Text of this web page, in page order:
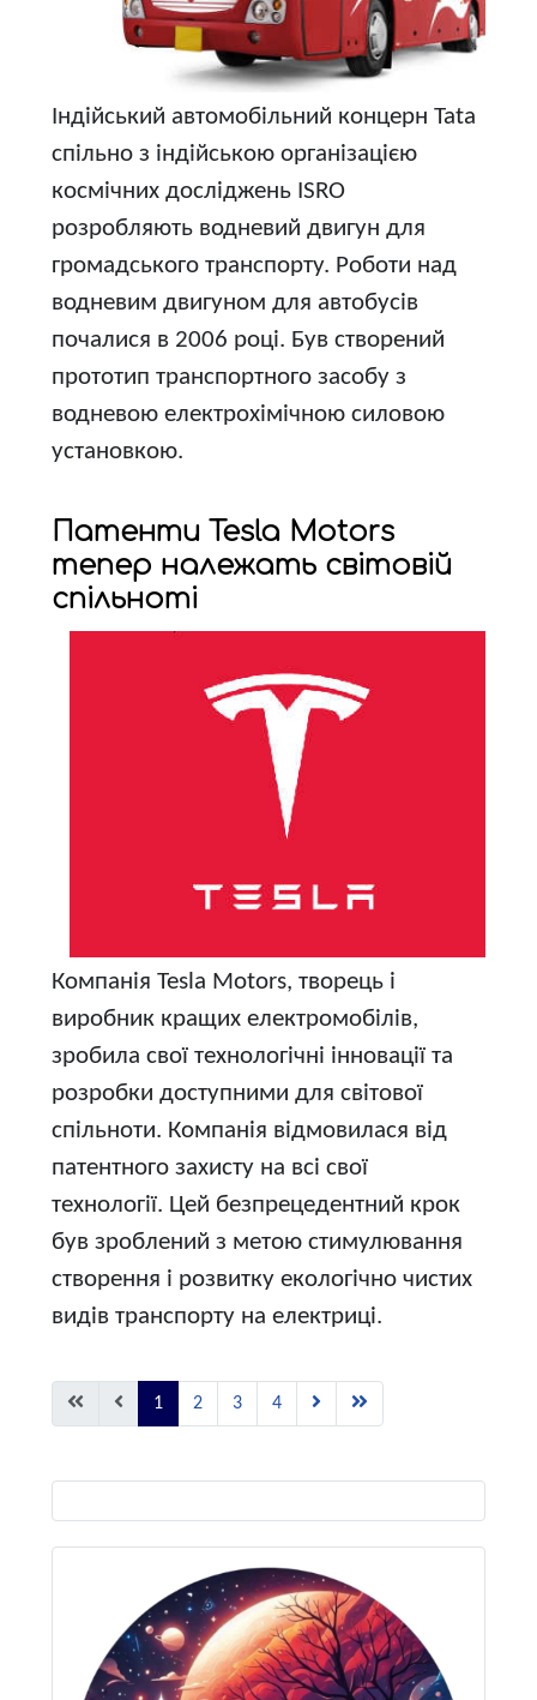
Індійський автомобільний концерн Tata
спільно з індійською організацією
космічних досліджень ISRO
розробляють водневий двигун для
громадського транспорту. Роботи над
водневим двигуном для автобусів
почалися в 2006 році. Був створений
прототип транспортного засобу з
водневою електрохімічною силовою
установкою.
Патенти Tesla Motors
тепер належать світовій
спільноті
Компанія Tesla Motors, творець і
виробник кращих електромобілів,
зробила свої технологічні інновації та
розробки доступними для світової
спільноти. Компанія відмовилася від
патентного захисту на всі свої
технології. Цей безпрецедентний крок
був зроблений з метою стимулювання
створення і розвитку екологічно чистих
видів транспорту на електриці.
1 2 3 4
Виберіть свою мову